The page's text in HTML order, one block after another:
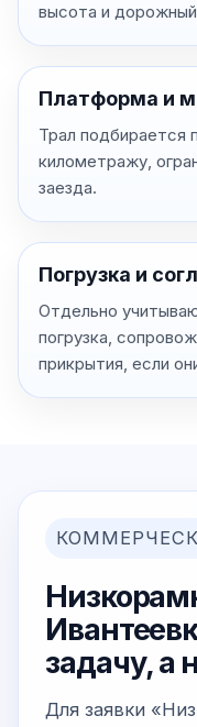
высота и дорожный
Платформа и
Трал подбирается
километражу,
заезда.
Погрузка и
Отдельно
погрузка,
прикрытия, если
задачу, а
Для заявки